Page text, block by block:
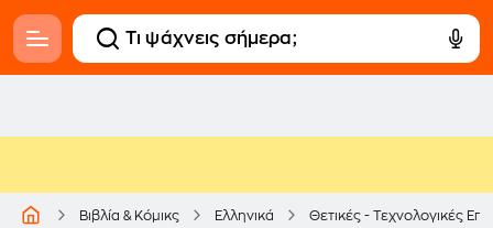
Βιβλία & Κόμικς Ελληνικά Θετικές - Τεχνολογικές